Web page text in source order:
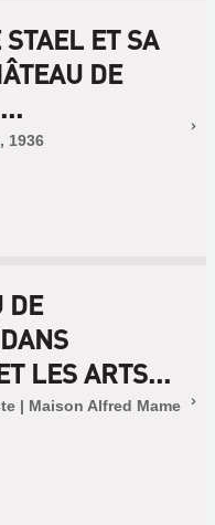
ET SA
DE
1936
DE
LES ARTS...
| Maison Alfred Mame